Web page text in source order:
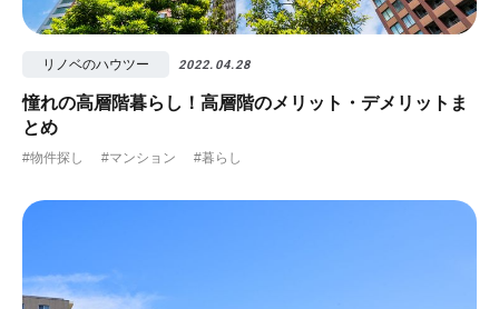
リノベのハウツー 2022.04.28
憧れの高層階暮らし！高層階のメリット・デメリットま
とめ
#物件探し #マンション #暮らし